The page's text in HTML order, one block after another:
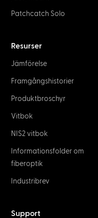
Patchcatch Solo
Resurser
Jämförelse
Framgångshistorier
Produktbroschyr
Vitbok
NIS2 vitbok
Informationsfolder om
fiberoptik
Industribrev
Support